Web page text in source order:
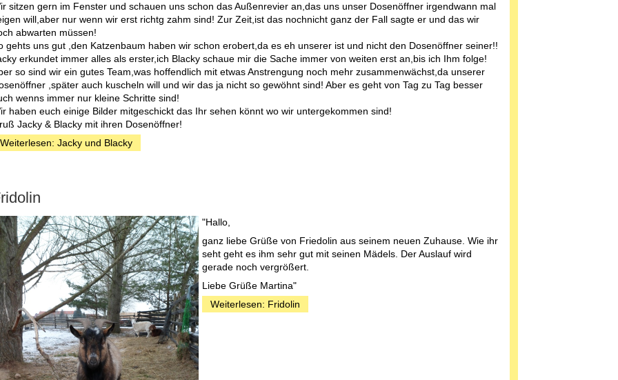
sitzen gern im Fenster und schauen uns schon das Außenrevier an,das uns unser Dosenöffner irgendwann mal
will,aber nur wenn wir erst richtg zahm sind! Zur Zeit,ist das nochnicht ganz der Fall sagte er und das wir
abwarten müssen!
gehts uns gut ,den Katzenbaum haben wir schon erobert,da es eh unserer ist und nicht den Dosenöffner seiner!!
erkundet immer alles als erster,ich Blacky schaue mir die Sache immer von weiten erst an,bis ich Ihm folge!
so sind wir ein gutes Team,was hoffendlich mit etwas Anstrengung noch mehr zusammenwächst,da unserer
,später auch kuscheln will und wir das ja nicht so gewöhnt sind! Aber es geht von Tag zu Tag besser
wenns immer nur kleine Schritte sind!
haben euch einige Bilder mitgeschickt das Ihr sehen könnt wo wir untergekommen sind!
Jacky & Blacky mit ihren Dosenöffner!
Weiterlesen: Jacky und Blacky
"Hallo,
ganz liebe Grüße von Friedolin aus seinem neuen Zuhause. Wie ihr
seht geht es ihm sehr gut mit seinen Mädels. Der Auslauf wird
gerade noch vergrößert.
Liebe Grüße Martina"
Weiterlesen: Fridolin